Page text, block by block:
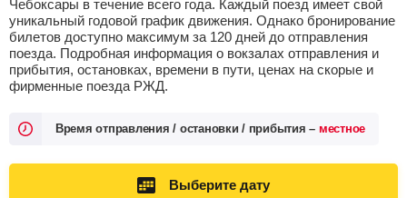
Чебоксары в течение всего года. Каждый поезд имеет свой
уникальный годовой график движения. Однако бронирование
билетов доступно максимум за 120 дней до отправления
поезда. Подробная информация о вокзалах отправления и
прибытия, остановках, времени в пути, ценах на скорые и
фирменные поезда РЖД.
Время отправления / остановки / прибытия – местное
Выберите дату